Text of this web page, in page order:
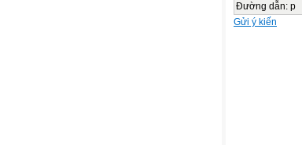
Đường dẫn: p
Gửi ý kiến